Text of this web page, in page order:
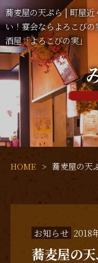
蕎麦屋の天ぷら | 町屋近
い！宴会ならよろこび
酒屋「よろこびの実」
HOME 蕎麦屋の天
お知らせ 2018
蕎麦屋の